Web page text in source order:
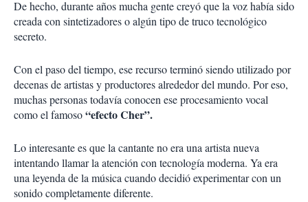
De hecho, durante años mucha gente creyó que la voz había sido
creada con sintetizadores o algún tipo de truco tecnológico
secreto.
Con el paso del tiempo, ese recurso terminó siendo utilizado por
decenas de artistas y productores alrededor del mundo. Por eso,
muchas personas todavía conocen ese procesamiento vocal
como el famoso“efecto Cher”.
Lo interesante es que la cantante no era una artista nueva
intentando llamar la atención con tecnología moderna. Ya era
una leyenda de la música cuando decidió experimentar con un
sonido completamente diferente.